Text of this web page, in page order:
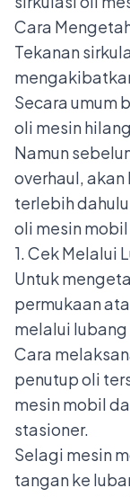
Cara
Tekanan
Secara umum
oli mesin
Namun
overhaul,
terlebih
oli mesin
1. Cek Melalui
Untuk
permukaan
melalui
Cara
penutup oli
mesin mobil
stasioner.
Selagi mesin
tangan ke